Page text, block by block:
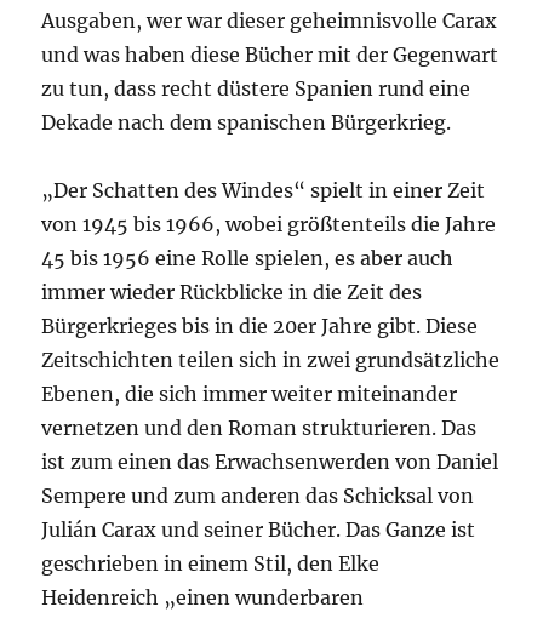
Ausgaben, wer war dieser geheimnisvolle Carax
und was haben diese Bücher mit der Gegenwart
zu tun, dass recht düstere Spanien rund eine
Dekade nach dem spanischen Bürgerkrieg.
„Der Schatten des Windes“ spielt in einer Zeit
von 1945 bis 1966, wobei größtenteils die Jahre
45 bis 1956 eine Rolle spielen, es aber auch
immer wieder Rückblicke in die Zeit des
Bürgerkrieges bis in die 20er Jahre gibt. Diese
Zeitschichten teilen sich in zwei grundsätzliche
Ebenen, die sich immer weiter miteinander
vernetzen und den Roman strukturieren. Das
ist zum einen das Erwachsenwerden von Daniel
Sempere und zum anderen das Schicksal von
Julián Carax und seiner Bücher. Das Ganze ist
geschrieben in einem Stil, den Elke
Heidenreich „einen wunderbaren